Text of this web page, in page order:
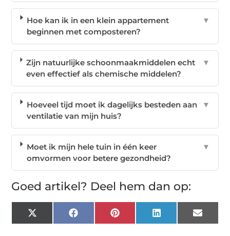
Hoe kan ik in een klein appartement
beginnen met composteren?
▼
Zijn natuurlijke schoonmaakmiddelen echt
even effectief als chemische middelen?
▼
Hoeveel tijd moet ik dagelijks besteden aan
ventilatie van mijn huis?
▼
Moet ik mijn hele tuin in één keer
omvormen voor betere gezondheid?
▼
Goed artikel? Deel hem dan op:
X
(Twitter)
FacebookPinterest LinkedIn Email